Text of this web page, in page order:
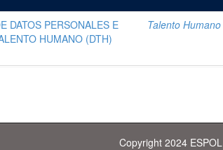
DATOS PERSONALES E
HUMANO (DTH)
Talento Humano
Copyright 2024 ESPOL